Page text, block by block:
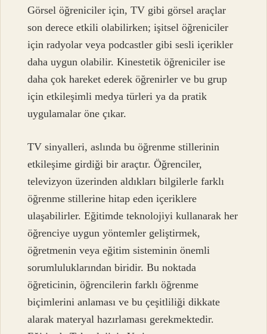
Görsel öğreniciler için, TV gibi görsel araçlar
son derece etkili olabilirken; işitsel öğreniciler
için radyolar veya podcastler gibi sesli içerikler
daha uygun olabilir. Kinestetik öğreniciler ise
daha çok hareket ederek öğrenirler ve bu grup
için etkileşimli medya türleri ya da pratik
uygulamalar öne çıkar.
TV sinyalleri, aslında bu öğrenme stillerinin
etkileşime girdiği bir araçtır. Öğrenciler,
televizyon üzerinden aldıkları bilgilerle farklı
öğrenme stillerine hitap eden içeriklere
ulaşabilirler. Eğitimde teknolojiyi kullanarak her
öğrenciye uygun yöntemler geliştirmek,
öğretmenin veya eğitim sisteminin önemli
sorumluluklarından biridir. Bu noktada
öğreticinin, öğrencilerin farklı öğrenme
biçimlerini anlaması ve bu çeşitliliği dikkate
alarak materyal hazırlaması gerekmektedir.